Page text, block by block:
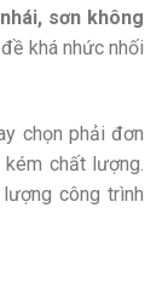
sơn không
khá nhức nhối
chọn phải đơn
chất lượng.
công trình